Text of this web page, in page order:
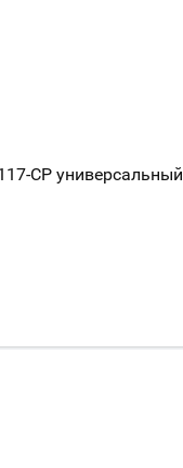
CP универсальный